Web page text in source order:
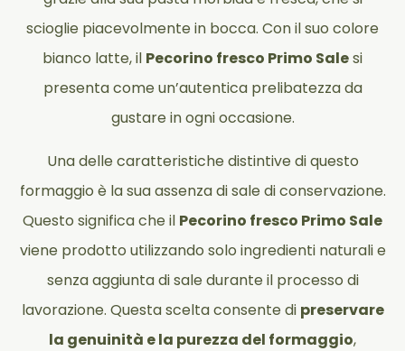
scioglie piacevolmente in bocca. Con il suo colore
bianco latte, il Pecorino fresco Primo Salesi
presenta come un’autentica prelibatezza da
gustare in ogni occasione.
Una delle caratteristiche distintive di questo
formaggio è la sua assenza di sale di conservazione.
Questo significa che il Pecorino fresco Primo Sale
viene prodotto utilizzando solo ingredienti naturali e
senza aggiunta di sale durante il processo di
lavorazione. Questa scelta consente di preservare
la genuinità e la purezza del formaggio,